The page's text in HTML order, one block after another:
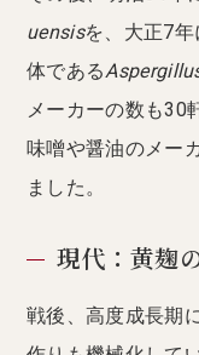
uensisを、大正7
体である
メーカーの数も30
味噌や醤油のメー
ました。
現代：黄麹
戦後、高度成長期